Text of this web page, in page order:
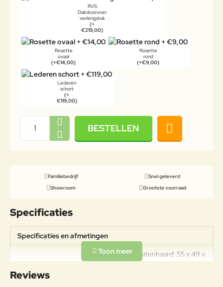
RVS
Dakdoorvoer
verlengstuk
(+
€219,00)
Rosette
ovaal
(+€14,00)
Rosette
rond
(+€9,00)
Lederen
schort
(+
€119,00)
BESTELLEN
Familiebedrijf
Snel geleverd
Showroom
Grootste voorraad
Specificaties
Specificaties en afmetingen
Afmetingen buitenhaard: 55 x 49 x
Reviews